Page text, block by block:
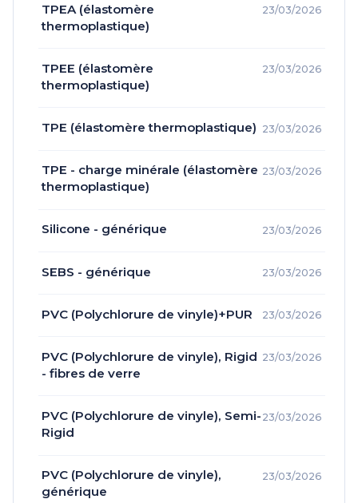
TPEA (élastomère
thermoplastique)
23/03/2026
TPEE (élastomère
thermoplastique)
23/03/2026
TPE (élastomère thermoplastique) 23/03/2026
TPE - charge minérale (élastomère
thermoplastique)
23/03/2026
Silicone - générique 23/03/2026
SEBS - générique 23/03/2026
PVC (Polychlorure de vinyle)+PUR 23/03/2026
PVC (Polychlorure de vinyle), Rigid
- fibres de verre
23/03/2026
PVC (Polychlorure de vinyle), Semi-
Rigid
23/03/2026
PVC (Polychlorure de vinyle),
générique
23/03/2026